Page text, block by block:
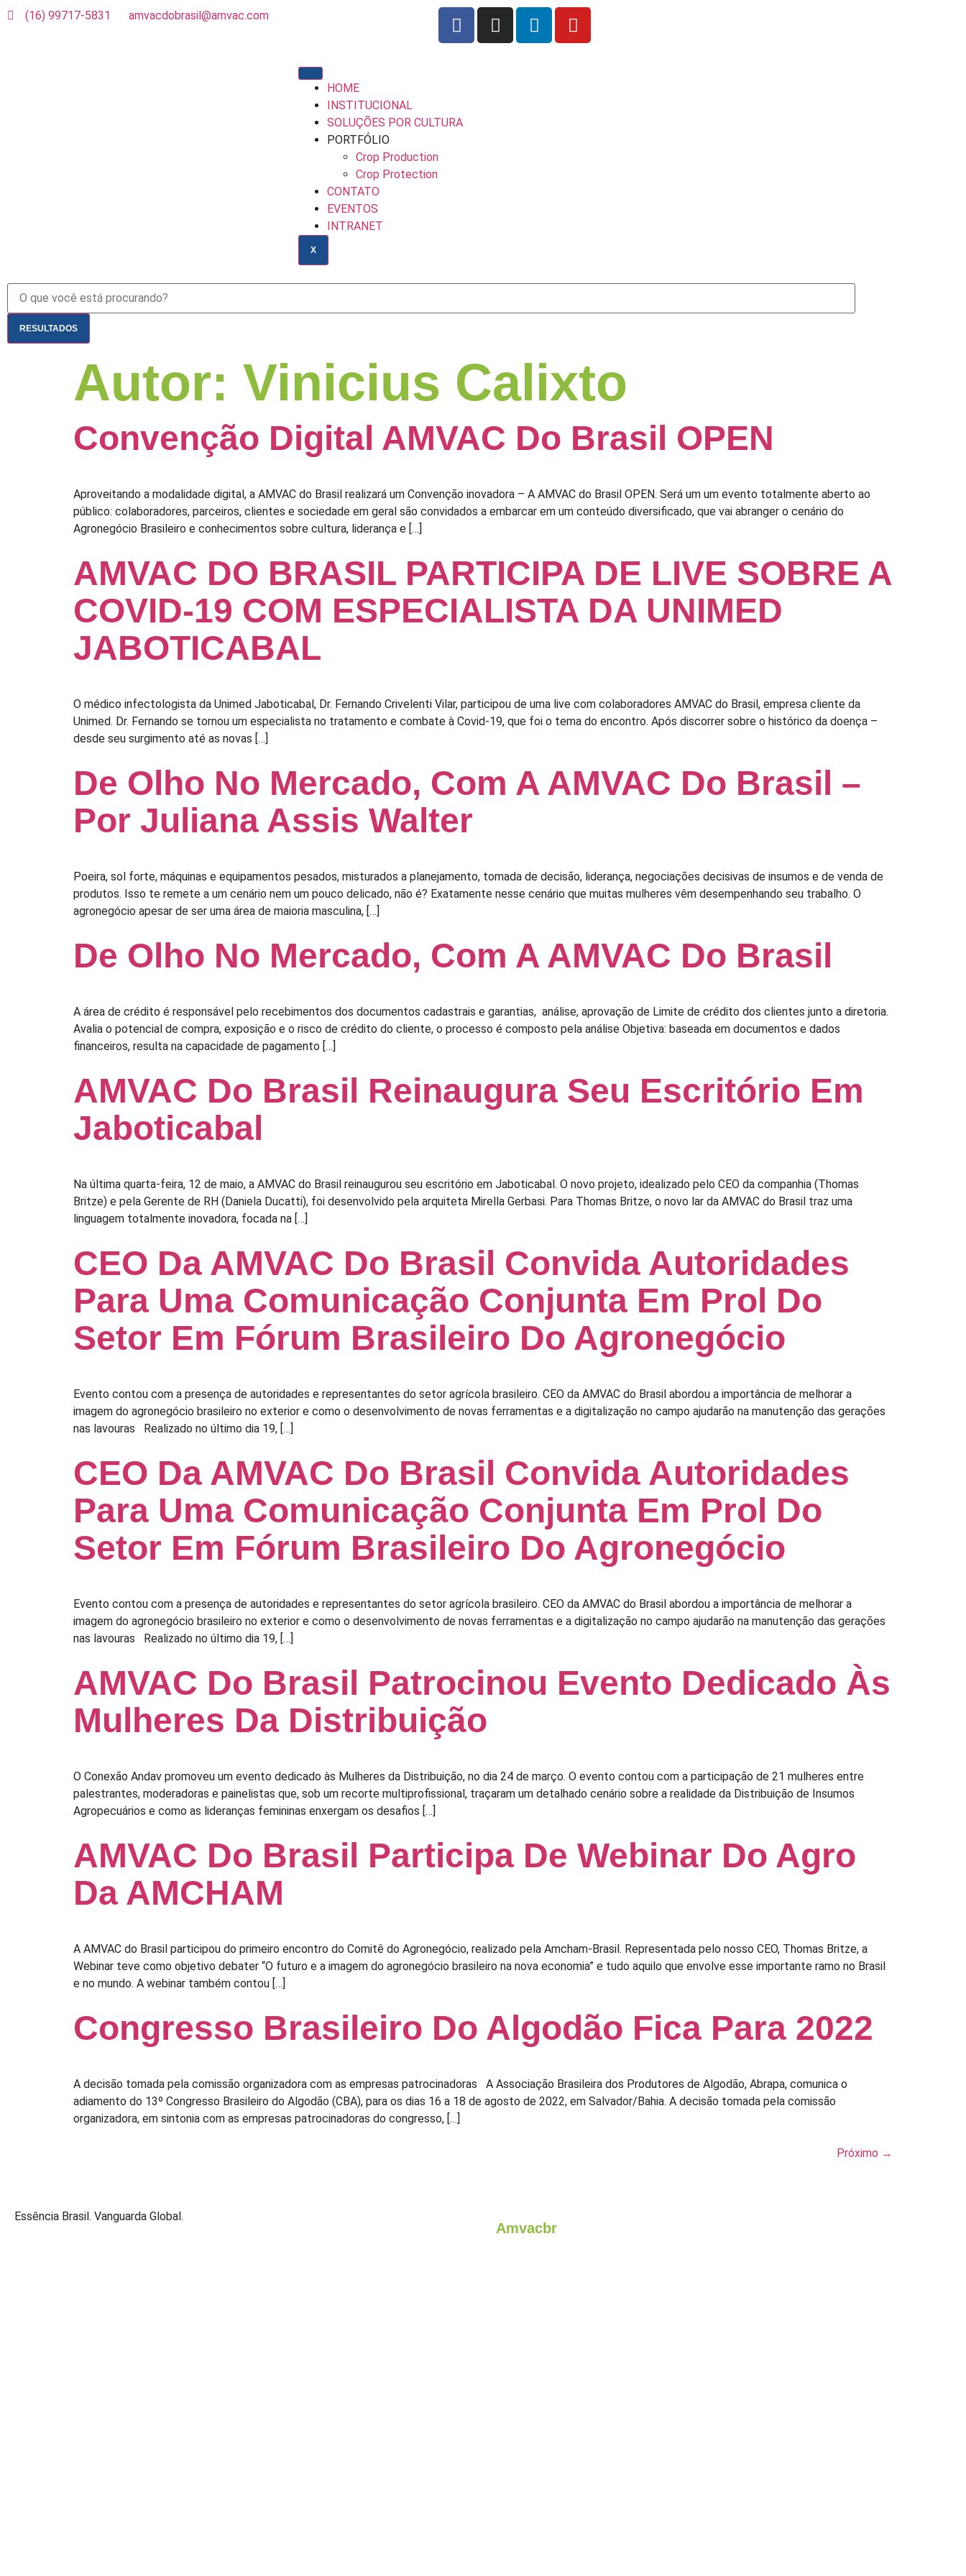
(16) 99717-5831 amvacdobrasil@amvac.com
HOME
INSTITUCIONAL
SOLUÇÕES POR CULTURA
PORTFÓLIO
Crop Production
Crop Protection
CONTATO
EVENTOS
INTRANET
X
RESULTADOS
Autor: Vinicius Calixto
Convenção Digital AMVAC Do Brasil OPEN
Aproveitando a modalidade digital, a AMVAC do Brasil realizará um Convenção inovadora – A AMVAC do Brasil OPEN. Será um um evento totalmente aberto ao
público: colaboradores, parceiros, clientes e sociedade em geral são convidados a embarcar em um conteúdo diversificado, que vai abranger o cenário do
Agronegócio Brasileiro e conhecimentos sobre cultura, liderança e […]
AMVAC DO BRASIL PARTICIPA DE LIVE SOBRE A
COVID-19 COM ESPECIALISTA DA UNIMED
JABOTICABAL
O médico infectologista da Unimed Jaboticabal, Dr. Fernando Crivelenti Vilar, participou de uma live com colaboradores AMVAC do Brasil, empresa cliente da
Unimed. Dr. Fernando se tornou um especialista no tratamento e combate à Covid-19, que foi o tema do encontro. Após discorrer sobre o histórico da doença –
desde seu surgimento até as novas […]
De Olho No Mercado, Com A AMVAC Do Brasil –
Por Juliana Assis Walter
Poeira, sol forte, máquinas e equipamentos pesados, misturados a planejamento, tomada de decisão, liderança, negociações decisivas de insumos e de venda de
produtos. Isso te remete a um cenário nem um pouco delicado, não é? Exatamente nesse cenário que muitas mulheres vêm desempenhando seu trabalho. O
agronegócio apesar de ser uma área de maioria masculina, […]
De Olho No Mercado, Com A AMVAC Do Brasil
A área de crédito é responsável pelo recebimentos dos documentos cadastrais e garantias, análise, aprovação de Limite de crédito dos clientes junto a diretoria.
Avalia o potencial de compra, exposição e o risco de crédito do cliente, o processo é composto pela análise Objetiva: baseada em documentos e dados
financeiros, resulta na capacidade de pagamento […]
AMVAC Do Brasil Reinaugura Seu Escritório Em
Jaboticabal
Na última quarta-feira, 12 de maio, a AMVAC do Brasil reinaugurou seu escritório em Jaboticabal. O novo projeto, idealizado pelo CEO da companhia (Thomas
Britze) e pela Gerente de RH (Daniela Ducatti), foi desenvolvido pela arquiteta Mirella Gerbasi. Para Thomas Britze, o novo lar da AMVAC do Brasil traz uma
linguagem totalmente inovadora, focada na […]
CEO Da AMVAC Do Brasil Convida Autoridades
Para Uma Comunicação Conjunta Em Prol Do
Setor Em Fórum Brasileiro Do Agronegócio
Evento contou com a presença de autoridades e representantes do setor agrícola brasileiro. CEO da AMVAC do Brasil abordou a importância de melhorar a
imagem do agronegócio brasileiro no exterior e como o desenvolvimento de novas ferramentas e a digitalização no campo ajudarão na manutenção das gerações
nas lavouras Realizado no último dia 19, […]
CEO Da AMVAC Do Brasil Convida Autoridades
Para Uma Comunicação Conjunta Em Prol Do
Setor Em Fórum Brasileiro Do Agronegócio
Evento contou com a presença de autoridades e representantes do setor agrícola brasileiro. CEO da AMVAC do Brasil abordou a importância de melhorar a
imagem do agronegócio brasileiro no exterior e como o desenvolvimento de novas ferramentas e a digitalização no campo ajudarão na manutenção das gerações
nas lavouras Realizado no último dia 19, […]
AMVAC Do Brasil Patrocinou Evento Dedicado Às
Mulheres Da Distribuição
O Conexão Andav promoveu um evento dedicado às Mulheres da Distribuição, no dia 24 de março. O evento contou com a participação de 21 mulheres entre
palestrantes, moderadoras e painelistas que, sob um recorte multiprofissional, traçaram um detalhado cenário sobre a realidade da Distribuição de Insumos
Agropecuários e como as lideranças femininas enxergam os desafios […]
AMVAC Do Brasil Participa De Webinar Do Agro
Da AMCHAM
A AMVAC do Brasil participou do primeiro encontro do Comitê do Agronegócio, realizado pela Amcham-Brasil. Representada pelo nosso CEO, Thomas Britze, a
Webinar teve como objetivo debater “O futuro e a imagem do agronegócio brasileiro na nova economia” e tudo aquilo que envolve esse importante ramo no Brasil
e no mundo. A webinar também contou […]
Congresso Brasileiro Do Algodão Fica Para 2022
A decisão tomada pela comissão organizadora com as empresas patrocinadoras A Associação Brasileira dos Produtores de Algodão, Abrapa, comunica o
adiamento do 13º Congresso Brasileiro do Algodão (CBA), para os dias 16 a 18 de agosto de 2022, em Salvador/Bahia. A decisão tomada pela comissão
organizadora, em sintonia com as empresas patrocinadoras do congresso, […]
Próximo →
Essência Brasil. Vanguarda Global.
Amvacbr